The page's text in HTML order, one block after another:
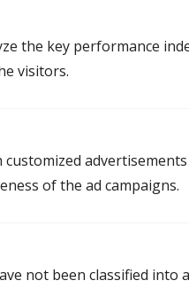
the key performance
visitors.
of the ad campaigns.
not been classified into